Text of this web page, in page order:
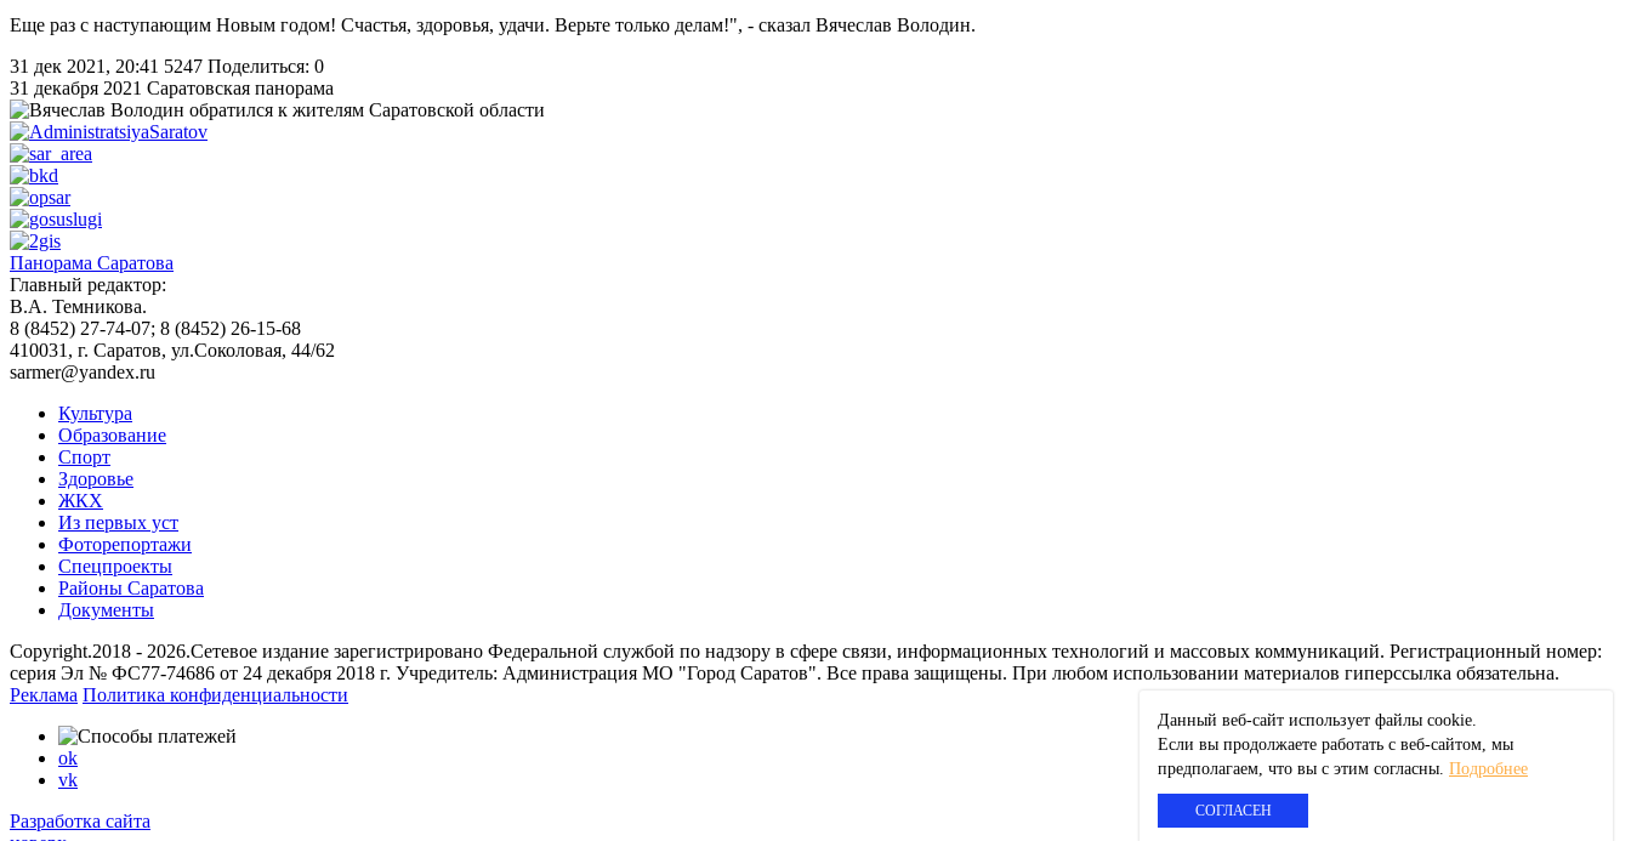
Еще раз с наступающим Новым годом! Счастья, здоровья, удачи. Верьте только делам!", - сказал Вячеслав Володин.
31 дек 2021, 20:41 5247 Поделиться: 0
31 декабря 2021 Саратовская панорама
Панорама Саратова
Главный редактор:
В.А. Темникова.
8 (8452) 27-74-07; 8 (8452) 26-15-68
410031, г. Саратов, ул.Соколовая, 44/62
sarmer@yandex.ru
Культура
Образование
Спорт
Здоровье
ЖКХ
Из пеpвых уст
Фоторепортажи
Спецпроекты
Районы Саратова
Документы
Copyright.2018 - 2026.Сетевое издание зарегистрировано Федеральной службой по надзору в сфере связи, информационных технологий и массовых коммуникаций. Регистрационный номер:
серия Эл № ФС77-74686 от 24 декабря 2018 г. Учредитель: Администрация МО "Город Саратов". Все права защищены. При любом использовании материалов гиперссылка обязательна.
Реклама Политика конфиденциальности
ok
vk
Разработка сайта
Данный веб-сайт использует файлы сookie.
Если вы продолжаете работать с веб-сайтом, мы
предполагаем, что вы с этим согласны. Подробнее
СОГЛАСЕН